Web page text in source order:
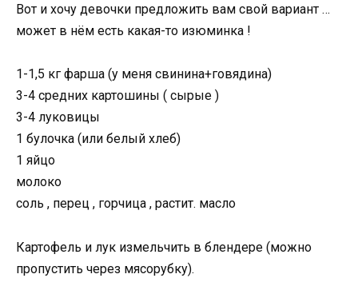
Вот и хочу девочки предложить вам свой вариант …
может в нём есть какая-то изюминка !
1-1,5 кг фарша (у меня свинина+говядина)
3-4 средних картошины ( сырые )
3-4 луковицы
1 булочка (или белый хлеб)
1 яйцо
молоко
соль , перец , горчица , растит. масло
Картофель и лук измельчить в блендере (можно
пропустить через мясорубку).